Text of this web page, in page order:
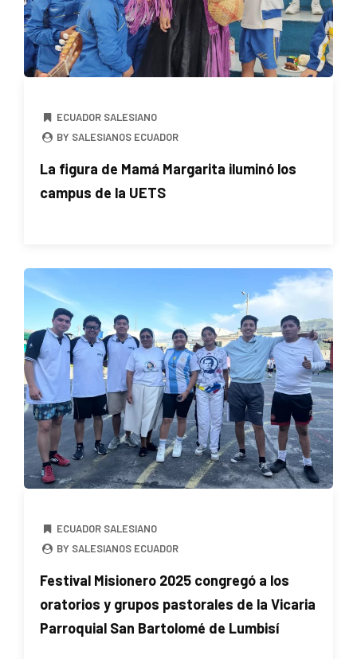
ECUADOR SALESIANO
BY SALESIANOS ECUADOR
La figura de Mamá Margarita iluminó los
campus de la UETS
ECUADOR SALESIANO
BY SALESIANOS ECUADOR
Festival Misionero 2025 congregó a los
oratorios y grupos pastorales de la Vicaria
Parroquial San Bartolomé de Lumbisí